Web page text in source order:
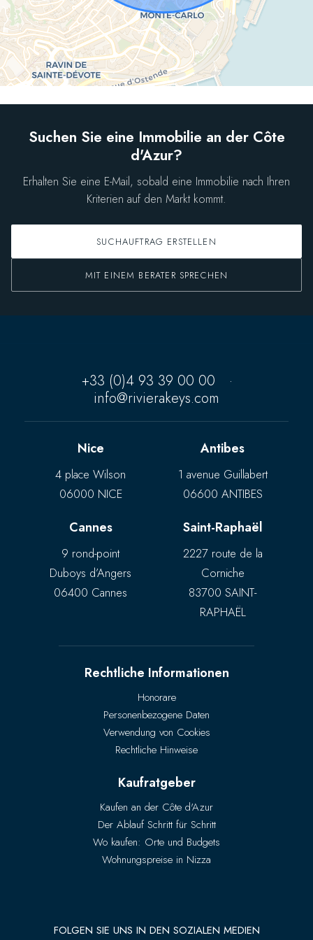
Suchen Sie eine Immobilie an der Côte
d'Azur?
Erhalten Sie eine E-Mail, sobald eine Immobilie nach Ihren
Kriterien auf den Markt kommt.
SUCHAUFTRAG ERSTELLEN
MIT EINEM BERATER SPRECHEN
+33 (0)4 93 39 00 00
·
info@rivierakeys.com
Nice
4 place Wilson
06000 NICE
Antibes
1 avenue Guillabert
06600 ANTIBES
Cannes
9 rond-point
Duboys d’Angers
06400 Cannes
Saint-Raphaël
2227 route de la
Corniche
83700 SAINT-
RAPHAËL
Rechtliche Informationen
Honorare
Personenbezogene Daten
Verwendung von Cookies
Rechtliche Hinweise
Kaufratgeber
Kaufen an der Côte d'Azur
Der Ablauf Schritt für Schritt
Wo kaufen: Orte und Budgets
Wohnungspreise in Nizza
FOLGEN SIE UNS IN DEN SOZIALEN MEDIEN